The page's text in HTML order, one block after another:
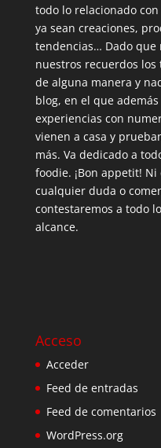
todo lo relacionado
ya sean creaciones,
tendencias… Dado que
nuestros recuerdos
de alguna manera y
blog, en el que
experiencias con
vienen a casa y
más. Va dedicado a
foodie. ¡Bon appetit!
cualquier duda o
contestaremos a todo
alcance.
Acceso
Acceder
Feed de entradas
Feed de comentarios
WordPress.org